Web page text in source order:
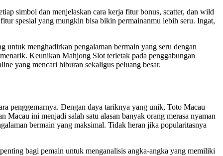
simbol dan menjelaskan cara kerja fitur bonus, scatter, dan wild
spesial yang mungkin bisa bikin permainanmu lebih seru. Ingat,
untuk menghadirkan pengalaman bermain yang seru dengan
Keunikan Mahjong Slot terletak pada penggabungan
yang mencari hiburan sekaligus peluang besar.
penggemarnya. Dengan daya tariknya yang unik, Toto Macau
Macau ini menjadi salah satu alasan banyak orang merasa nyaman
bermain yang maksimal. Tidak heran jika popularitasnya
bagi pemain untuk menganalisis angka-angka yang memiliki